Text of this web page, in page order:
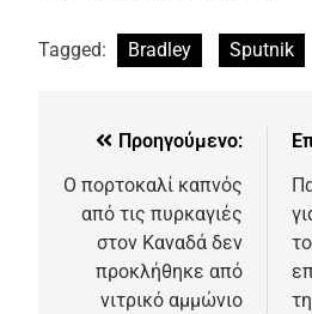
Tagged: Bradley Sputnik
Προηγούμενο:
Ο πορτοκαλί καπνός
από τις πυρκαγιές
στον Καναδά δεν
προκλήθηκε από
νιτρικό αμμώνιο